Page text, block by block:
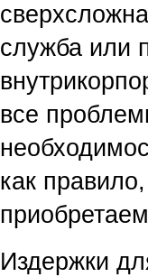
служба или
все
как
Издержки